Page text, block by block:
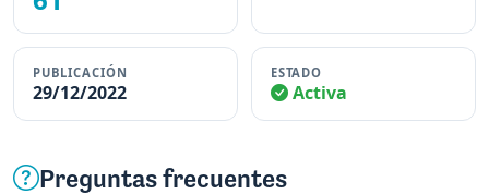
PUBLICACIÓN
29/12/2022
ESTADO
Activa
Preguntas frecuentes